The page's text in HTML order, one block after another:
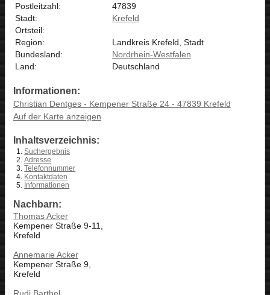
Postleitzahl:
47839
Stadt:
Krefeld
Ortsteil:
Region:
Landkreis Krefeld, Stadt
Bundesland:
Nordrhein-Westfalen
Land:
Deutschland
Informationen:
Christian Dentges - Kempener Straße 24 - 47839 Krefeld
Auf der Karte anzeigen
Inhaltsverzeichnis:
Suchergebnis
Adresse
Telefonnummer
Kontaktdaten
Informationen
Nachbarn:
Thomas Acker
Kempener Straße 9-11,
Krefeld
Annemarie Acker
Kempener Straße 9,
Krefeld